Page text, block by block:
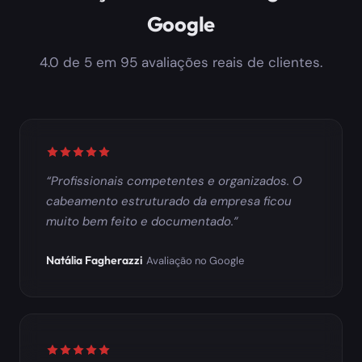
Google
4.0 de 5 em 95 avaliações reais de clientes.
Avaliação: 5 de 5 estrelas
Profissionais competentes e organizados. O
cabeamento estruturado da empresa ficou
muito bem feito e documentado.
Natália Fagherazzi Avaliação no Google
Avaliação: 5 de 5 estrelas